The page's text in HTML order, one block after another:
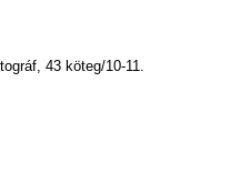
43 köteg/10-11.